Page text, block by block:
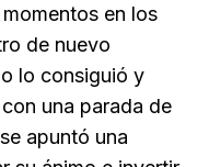
en los
de nuevo
lo consiguió y
una parada de
apuntó una